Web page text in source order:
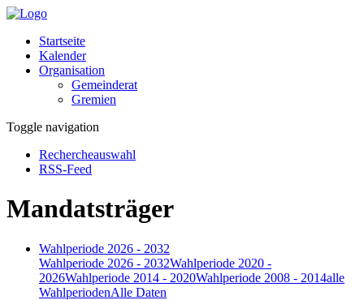
Startseite
Kalender
Organisation
Gemeinderat
Gremien
Toggle navigation
Rechercheauswahl
RSS-Feed
Mandatsträger
Wahlperiode 2026 - 2032
Wahlperiode 2026 - 2032Wahlperiode 2020 -
2026Wahlperiode 2014 - 2020Wahlperiode 2008 - 2014alle
WahlperiodenAlle Daten